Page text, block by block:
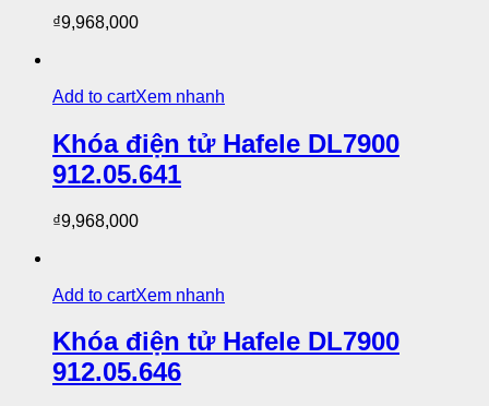
₫9,968,000
Add to cartXem nhanh
Khóa điện tử Hafele DL7900
912.05.641
₫9,968,000
Add to cartXem nhanh
Khóa điện tử Hafele DL7900
912.05.646